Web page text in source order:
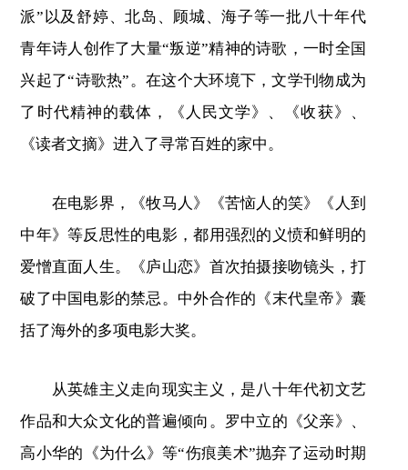
派”以及舒婷、北岛、顾城、海子等一批八十年代
青年诗人创作了大量“叛逆”精神的诗歌，一时全国
兴起了“诗歌热”。在这个大环境下，文学刊物成为
了时代精神的载体，《人民文学》、《收获》、
《读者文摘》进入了寻常百姓的家中。
在电影界，《牧马人》《苦恼人的笑》《人到
中年》等反思性的电影，都用强烈的义愤和鲜明的
爱憎直面人生。《庐山恋》首次拍摄接吻镜头，打
破了中国电影的禁忌。中外合作的《末代皇帝》囊
括了海外的多项电影大奖。
从英雄主义走向现实主义，是八十年代初文艺
作品和大众文化的普遍倾向。罗中立的《父亲》、
高小华的《为什么》等“伤痕美术”抛弃了运动时期